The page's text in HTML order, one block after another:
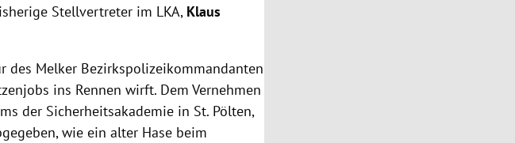
Stellvertreter im LKA, Klaus
des Melker Bezirkspolizeikommandanten
ins Rennen wirft. Dem Vernehmen
der Sicherheitsakademie in St. Pölten,
wie ein alter Hase beim